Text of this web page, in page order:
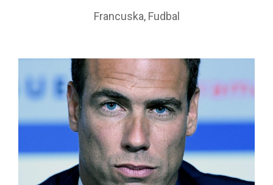
Francuska, Fudbal